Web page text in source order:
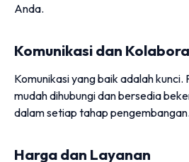
Anda.
Komunikasi dan
Komunikasi yang baik adalah
mudah dihubungi dan bersedia
dalam setiap tahap pengembangan.
Harga dan Layanan